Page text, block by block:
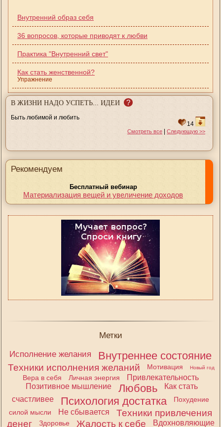
Внутренний образ себя
36 вопросов, которые приводят к любви
Практика "Внутренний свет"
Как стать женственной?
Упражнение
В ЖИЗНИ НАДО УСПЕТЬ... ИДЕИ ?
Быть любимой и любить
14
Смотреть все | Следующую >>
Рекомендуем
Бесплатный вебинар
Материализация вещей и увеличение доходов
Метки
Исполнение желания
Внутреннее состояние
Техники исполнения желаний Мотивация Новый год
Вера в себя Личная энергия
Привлекательность
Позитивное мышление
Любовь
Как стать
счастливее
Психология достатка
Похудение
силой мысли
Не сбывается
Техники привлечения
денег
Здоровье Жалость к себе Вдохновляющие